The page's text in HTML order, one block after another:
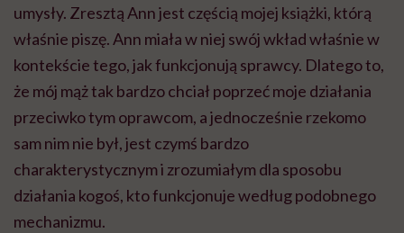
umysły. Zresztą Ann jest częścią mojej książki, którą
właśnie piszę. Ann miała w niej swój wkład właśnie w
kontekście tego, jak funkcjonują sprawcy. Dlatego to,
że mój mąż tak bardzo chciał poprzeć moje działania
przeciwko tym oprawcom, a jednocześnie rzekomo
sam nim nie był, jest czymś bardzo
charakterystycznym i zrozumiałym dla sposobu
działania kogoś, kto funkcjonuje według podobnego
mechanizmu.